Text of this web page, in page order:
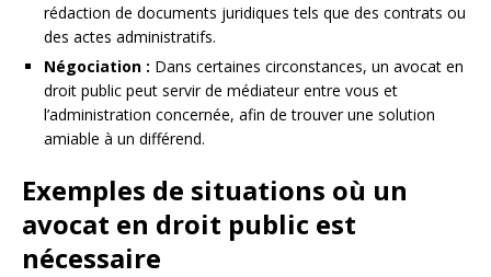
rédaction de documents juridiques tels que des contrats ou
des actes administratifs.
Négociation : Dans certaines circonstances, un avocat en
droit public peut servir de médiateur entre vous et
l’administration concernée, afin de trouver une solution
amiable à un différend.
Exemples de situations où un
avocat en droit public est
nécessaire